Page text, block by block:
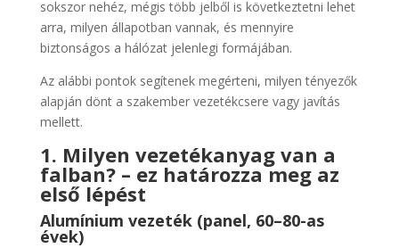
sokszor nehéz, mégis több jelből is következtetni lehet
arra, milyen állapotban vannak, és mennyire
biztonságos a hálózat jelenlegi formájában.
Az alábbi pontok segítenek megérteni, milyen tényezők
alapján dönt a szakember vezetékcsere vagy javítás
mellett.
1. Milyen vezetékanyag van a
falban? – ez határozza meg az
első lépést
Alumínium vezeték (panel, 60–80-as
évek)